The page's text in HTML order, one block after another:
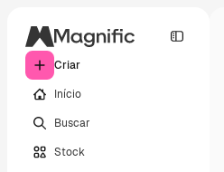
Criar
Início
Buscar
Stock